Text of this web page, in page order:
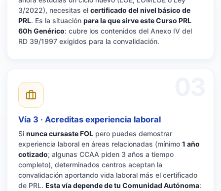
3/2022), necesitas el certificado del nivel básico de
PRL. Es la situación para la que sirve este Curso PRL
60h Genérico: cubre los contenidos del Anexo IV del
RD 39/1997 exigidos para la convalidación.
Vía 3 · Acreditas experiencia laboral
Si nunca cursaste FOL pero puedes demostrar
experiencia laboral en áreas relacionadas (mínimo 1 año
cotizado; algunas CCAA piden 3 años a tiempo
completo), determinados centros aceptan la
convalidación aportando vida laboral más el certificado
de PRL. Esta vía depende de tu Comunidad Autónoma: